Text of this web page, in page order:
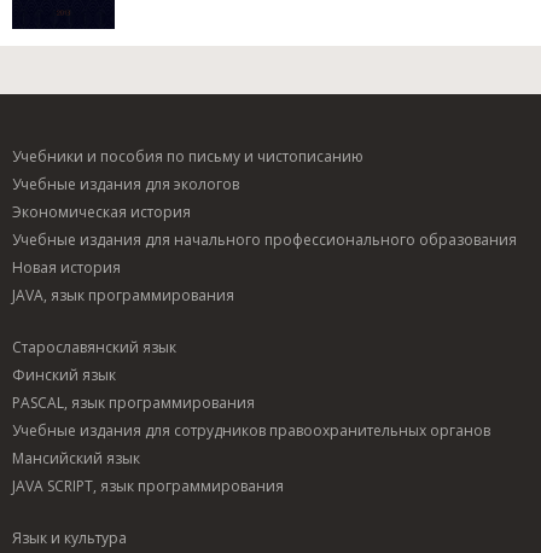
Учебники и пособия по письму и чистописанию
Учебные издания для экологов
Экономическая история
Учебные издания для начального профессионального образования
Новая история
JAVA, язык программирования
Старославянский язык
Финский язык
PASCAL, язык программирования
Учебные издания для сотрудников правоохранительных органов
Мансийский язык
JAVA SCRIPT, язык программирования
Язык и культура